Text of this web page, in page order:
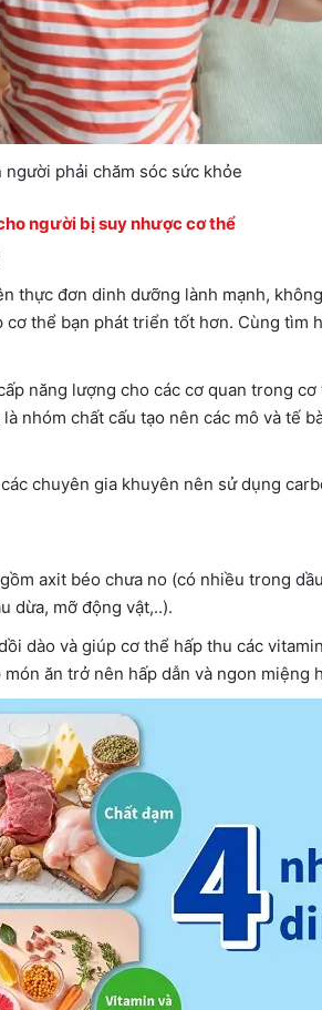
người phải chăm sóc sức khỏe
người bị suy nhược cơ thể
thực đơn dinh dưỡng lành mạnh,
thể bạn phát triển tốt hơn. Cùng tìm
năng lượng cho các cơ quan trong
nhóm chất cấu tạo nên các mô và tế
chuyên gia khuyên nên sử dụng
axit béo chưa no (có nhiều trong
dừa, mỡ động vật,..).
dào và giúp cơ thể hấp thu các
ăn trở nên hấp dẫn và ngon miệng